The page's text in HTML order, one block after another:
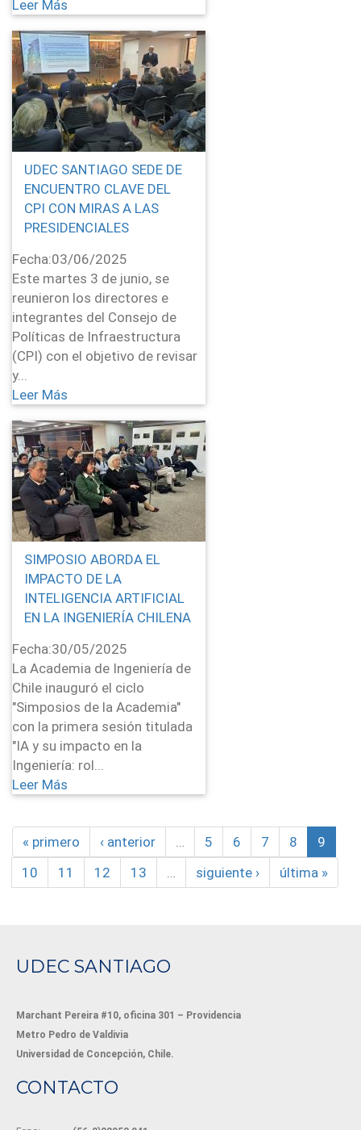
Leer Más
UDEC SANTIAGO SEDE DE
ENCUENTRO CLAVE DEL
CPI CON MIRAS A LAS
PRESIDENCIALES
Fecha:03/06/2025
Este martes 3 de junio, se
reunieron los directores e
integrantes del Consejo de
Políticas de Infraestructura
(CPI) con el objetivo de revisar
y...
Leer Más
SIMPOSIO ABORDA EL
IMPACTO DE LA
INTELIGENCIA ARTIFICIAL
EN LA INGENIERÍA CHILENA
Fecha:30/05/2025
La Academia de Ingeniería de
Chile inauguró el ciclo
"Simposios de la Academia"
con la primera sesión titulada
"IA y su impacto en la
Ingeniería: rol...
Leer Más
« primero ‹ anterior … 5 6 7 8
9
10
11 12 13 … siguiente › última »
UDEC SANTIAGO
Marchant Pereira #10, oficina 301 – Providencia
Metro Pedro de Valdivia
Universidad de Concepción, Chile.
CONTACTO